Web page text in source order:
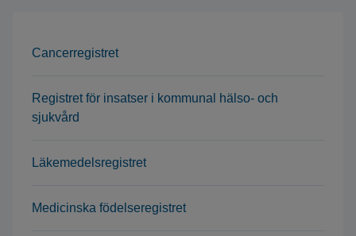
Cancerregistret
Registret för insatser i kommunal hälso- och
sjukvård
Läkemedelsregistret
Medicinska födelseregistret